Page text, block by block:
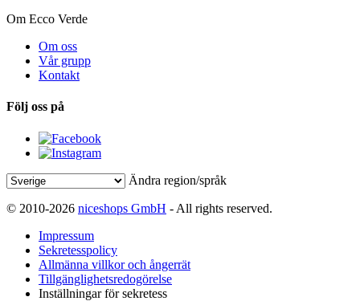
Om Ecco Verde
Om oss
Vår grupp
Kontakt
Följ oss på
Ändra region/språk
© 2010-2026 niceshops GmbH - All rights reserved.
Impressum
Sekretesspolicy
Allmänna villkor och ångerrät
Tillgänglighetsredogörelse
Inställningar för sekretess